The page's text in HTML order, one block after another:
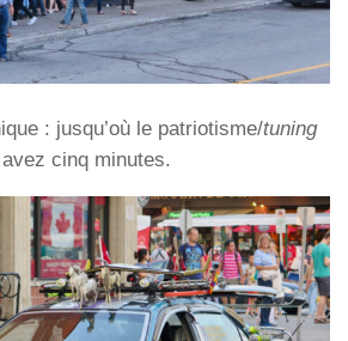
: jusqu’où le patriotisme/tuning
cinq minutes.